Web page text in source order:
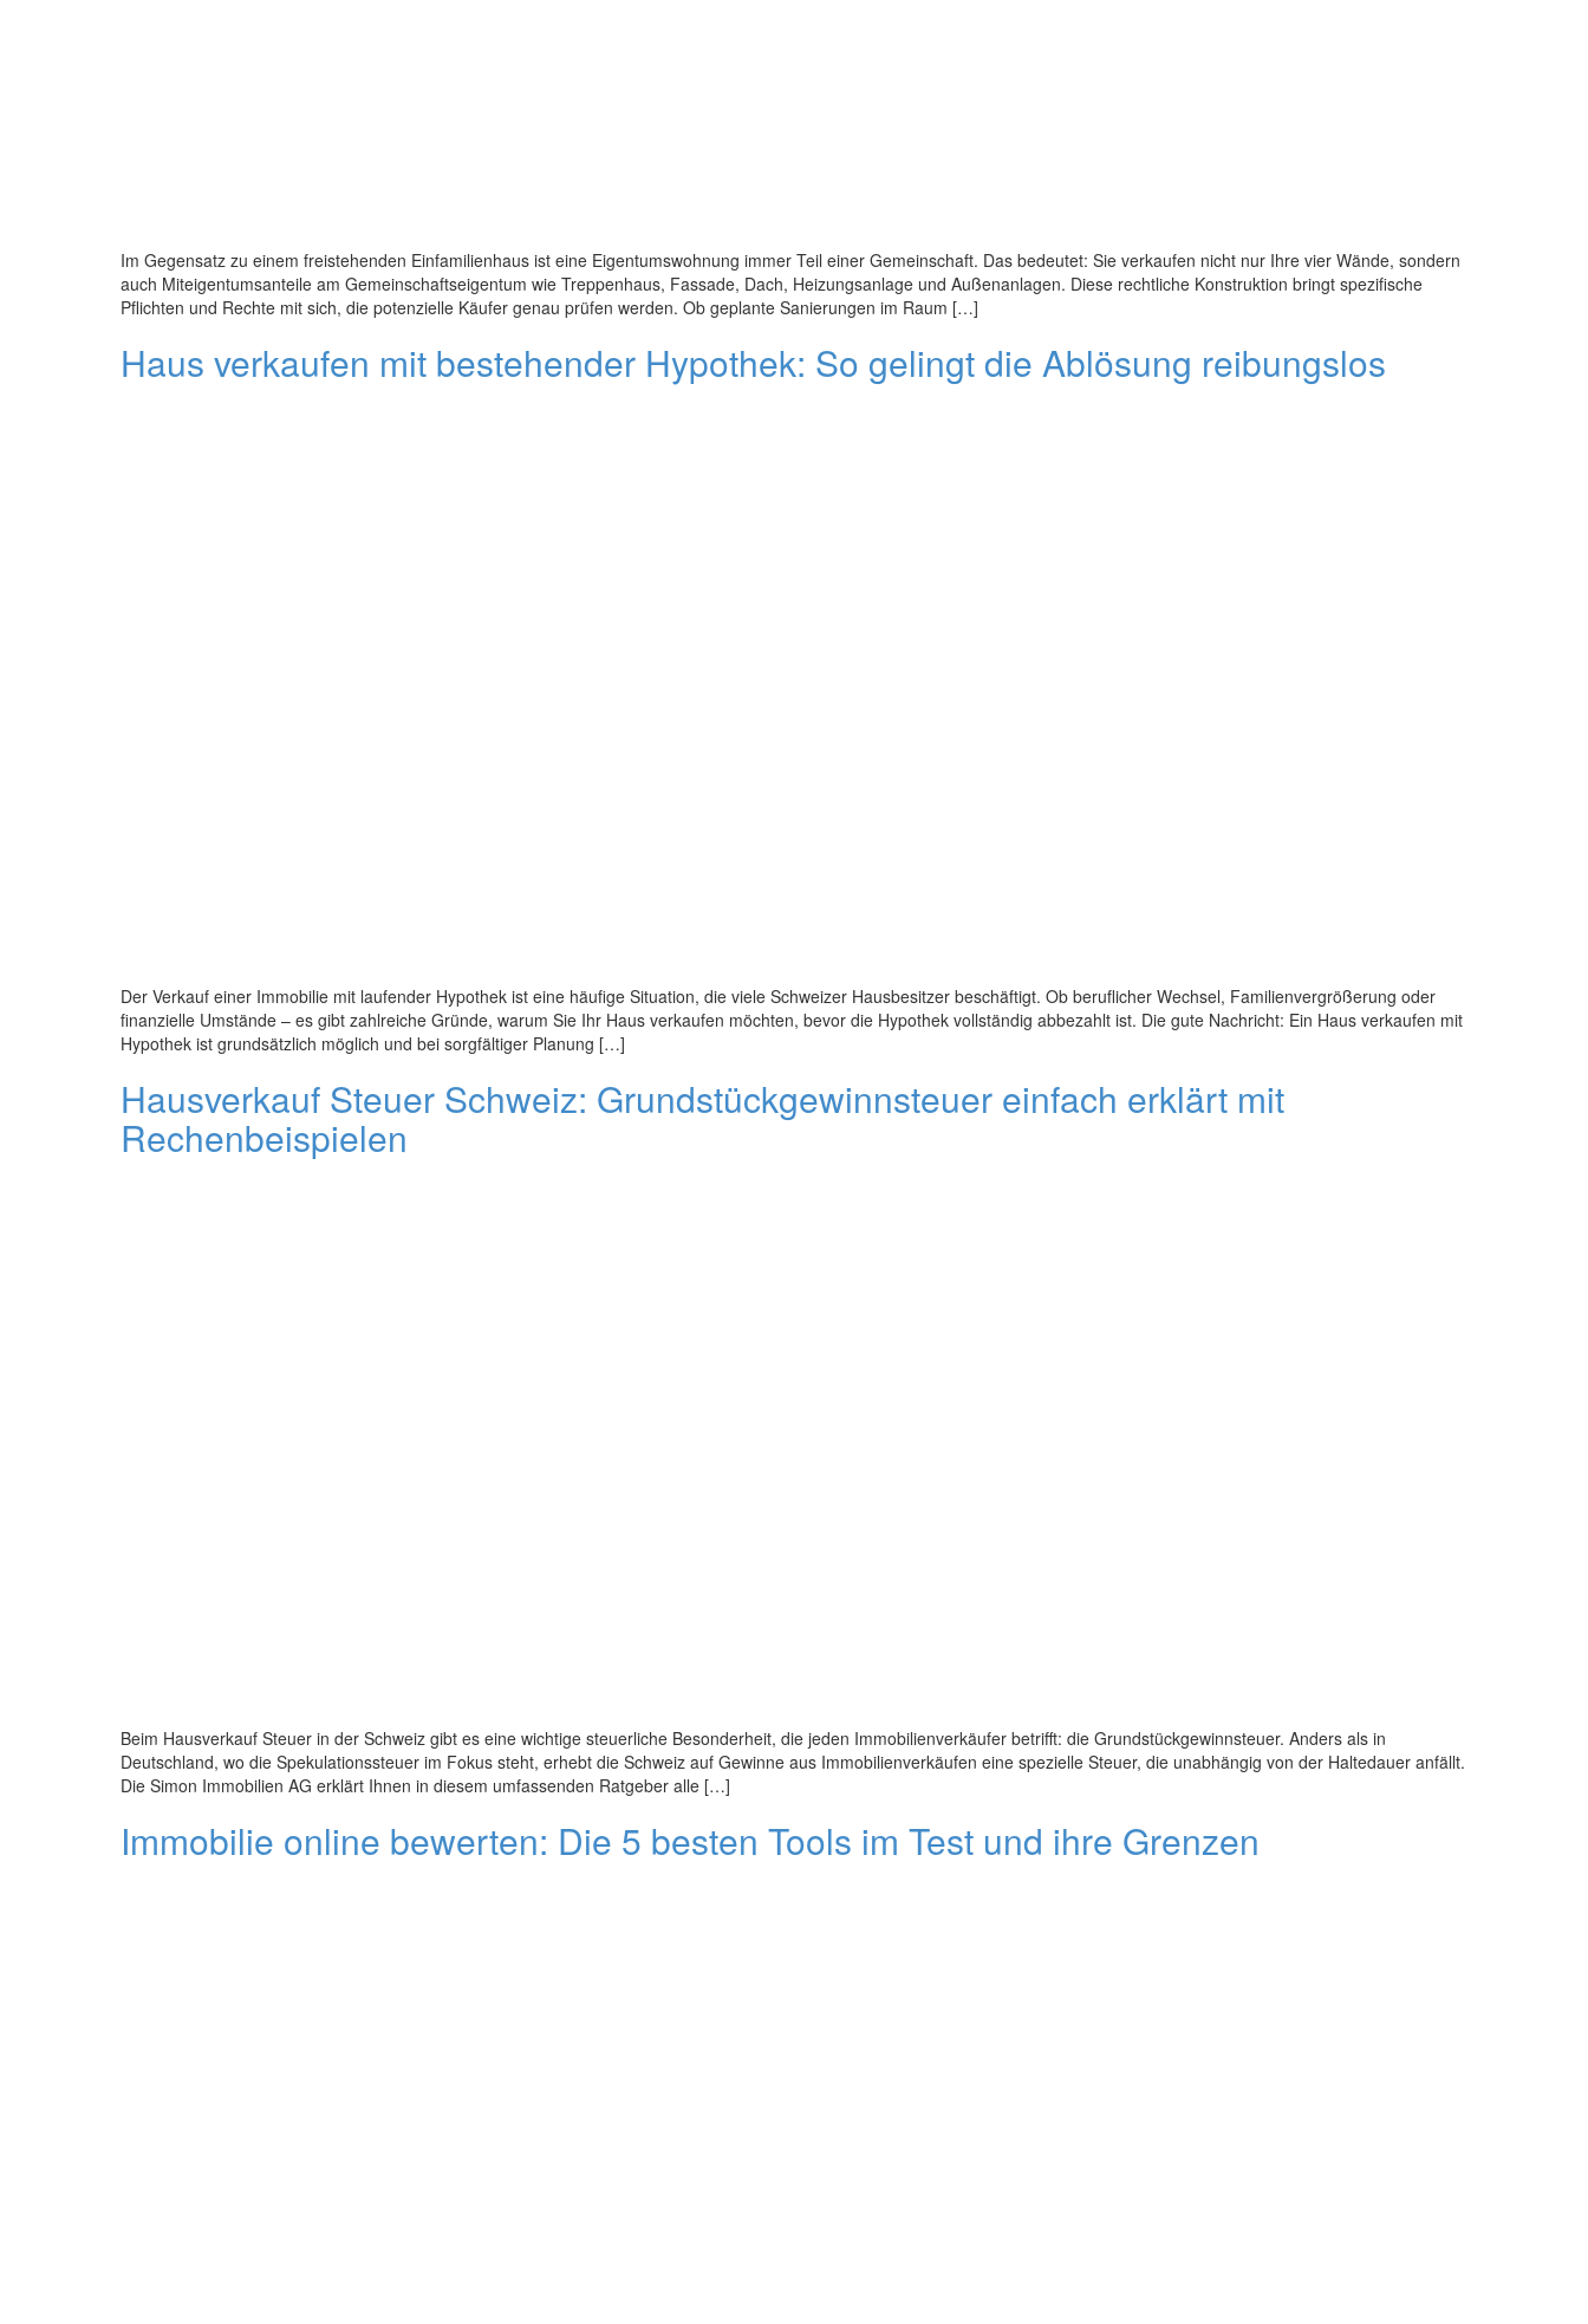
Im Gegensatz zu einem freistehenden Einfamilienhaus ist eine Eigentumswohnung immer Teil einer Gemeinschaft. Das bedeutet: Sie verkaufen nicht nur Ihre vier Wände, sondern
auch Miteigentumsanteile am Gemeinschaftseigentum wie Treppenhaus, Fassade, Dach, Heizungsanlage und Außenanlagen. Diese rechtliche Konstruktion bringt spezifische
Pflichten und Rechte mit sich, die potenzielle Käufer genau prüfen werden. Ob geplante Sanierungen im Raum […]
Haus verkaufen mit bestehender Hypothek: So gelingt die Ablösung reibungslos
Der Verkauf einer Immobilie mit laufender Hypothek ist eine häufige Situation, die viele Schweizer Hausbesitzer beschäftigt. Ob beruflicher Wechsel, Familienvergrößerung oder
finanzielle Umstände – es gibt zahlreiche Gründe, warum Sie Ihr Haus verkaufen möchten, bevor die Hypothek vollständig abbezahlt ist. Die gute Nachricht: Ein Haus verkaufen mit
Hypothek ist grundsätzlich möglich und bei sorgfältiger Planung […]
Hausverkauf Steuer Schweiz: Grundstückgewinnsteuer einfach erklärt mit
Rechenbeispielen
Beim Hausverkauf Steuer in der Schweiz gibt es eine wichtige steuerliche Besonderheit, die jeden Immobilienverkäufer betrifft: die Grundstückgewinnsteuer. Anders als in
Deutschland, wo die Spekulationssteuer im Fokus steht, erhebt die Schweiz auf Gewinne aus Immobilienverkäufen eine spezielle Steuer, die unabhängig von der Haltedauer anfällt.
Die Simon Immobilien AG erklärt Ihnen in diesem umfassenden Ratgeber alle […]
Immobilie online bewerten: Die 5 besten Tools im Test und ihre Grenzen